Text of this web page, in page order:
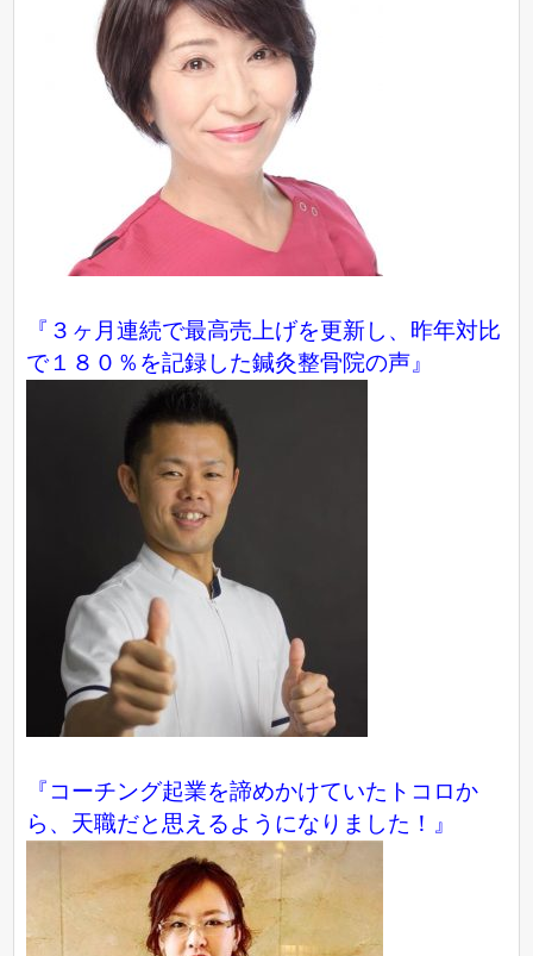
『３ヶ月連続で最高売上げを更新し、昨年対比
で１８０％を記録した鍼灸整骨院の声』
『コーチング起業を諦めかけていたトコロか
ら、天職だと思えるようになりました！』